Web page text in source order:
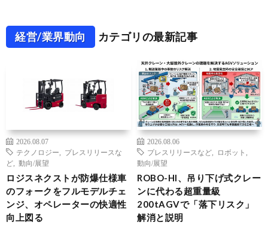
経営/業界動向 カテゴリの最新記事
2026.08.07
テクノロジー
プレスリリースな
ど
動向/展望
ロジスネクストが防爆仕様車
のフォークをフルモデルチェ
ンジ、オペレーターの快適性
向上図る
2026.08.06
プレスリリースなど
ロボット
動向/展望
ROBO-HI、吊り下げ式クレー
ンに代わる超重量級
200tAGVで「落下リスク」
解消と説明